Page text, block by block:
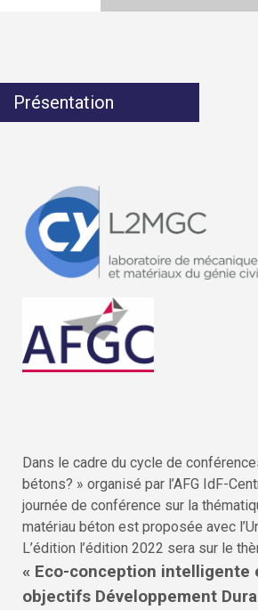
Présentation
Dans le cadre du cycle de
bétons? » organisé par l’AFG IdF-
journée de conférence sur la
matériau béton est proposée avec
L’édition l’édition 2022 sera sur le
« Eco-conception intelligente
objectifs Développement